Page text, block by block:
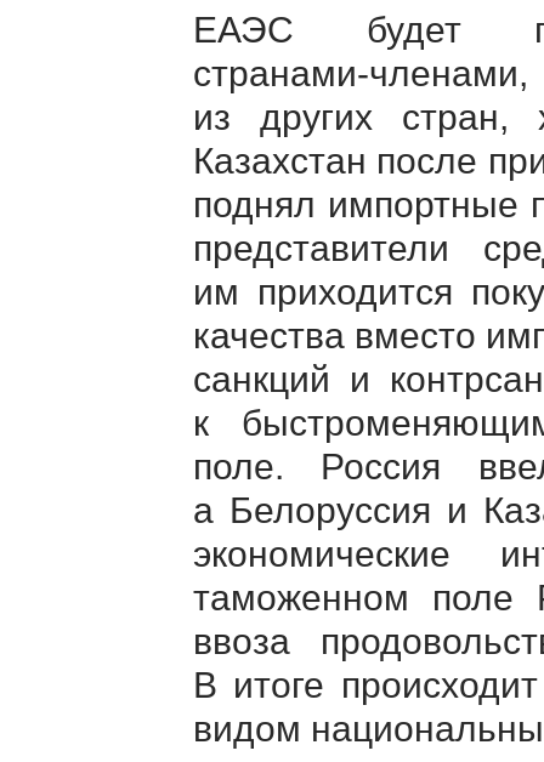
ЕАЭС будет
странами-членами,
из других стран,
Казахстан после
поднял импортные
представители
им приходится
качества вместо
санкций и
к
поле. Россия
а Белоруссия и
экономические
таможенном поле
ввоза
В итоге
видом